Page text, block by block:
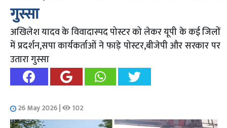
गुस्सा
अखिलेश यादव के विवादास्पद पोस्टर को लेकर यूपी के कई जिलों
में प्रदर्शन,सपा कार्यकर्ताओं ने फाड़े पोस्टर,बीजेपी और सरकार पर
उतारा गुस्सा
26 May 2026| 102